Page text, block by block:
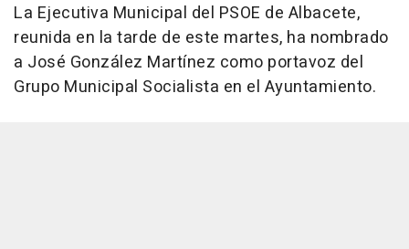
La Ejecutiva Municipal del PSOE de Albacete,
reunida en la tarde de este martes, ha nombrado
a José González Martínez como portavoz del
Grupo Municipal Socialista en el Ayuntamiento.